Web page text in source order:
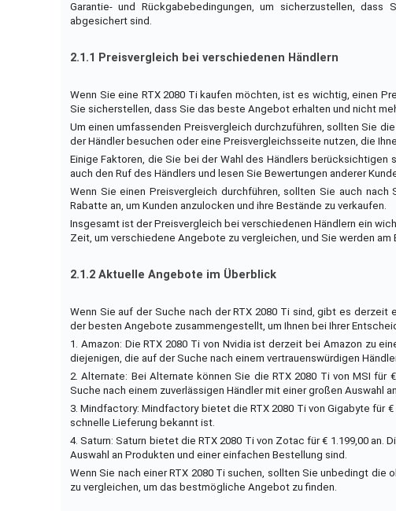
Garantie- und Rückgabebedingungen, um sicherzustellen,
abgesichert sind.
2.1.1 Preisvergleich bei verschiedenen Händlern
Wenn Sie eine RTX 2080 Ti kaufen möchten, ist es wichtig, einen
Sie sicherstellen, dass Sie das beste Angebot erhalten und nicht
Um einen umfassenden Preisvergleich durchzuführen, sollten Sie
der Händler besuchen oder eine Preisvergleichsseite nutzen, die
Einige Faktoren, die Sie bei der Wahl des Händlers
auch den Ruf des Händlers und lesen Sie Bewertungen anderer
Wenn Sie einen Preisvergleich durchführen, sollten Sie auch
Rabatte an, um Kunden anzulocken und ihre Bestände zu verkaufen.
Insgesamt ist der Preisvergleich bei verschiedenen Händlern ein
Zeit, um verschiedene Angebote zu vergleichen, und Sie werden
2.1.2 Aktuelle Angebote im Überblick
Wenn Sie auf der Suche nach der RTX 2080 Ti sind, gibt es
der besten Angebote zusammengestellt, um Ihnen bei Ihrer
1. Amazon: Die RTX 2080 Ti von Nvidia ist derzeit bei Amazon zu
diejenigen, die auf der Suche nach einem vertrauenswürdigen
2. Alternate: Bei Alternate können Sie die RTX 2080 Ti von MSI
Suche nach einem zuverlässigen Händler mit einer großen Auswahl
3. Mindfactory: Mindfactory bietet die RTX 2080 Ti von Gigabyte für
schnelle Lieferung bekannt ist.
4. Saturn: Saturn bietet die RTX 2080 Ti von Zotac für € 1.199,00
Auswahl an Produkten und einer einfachen Bestellung sind.
Wenn Sie nach einer RTX 2080 Ti suchen, sollten Sie unbedingt
zu vergleichen, um das bestmögliche Angebot zu finden.